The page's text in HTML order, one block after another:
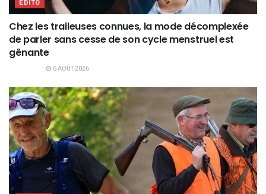
EDITO
Chez les traileuses connues, la mode décomplexée
de parler sans cesse de son cycle menstruel est
gênante
6 AOÛT 2026